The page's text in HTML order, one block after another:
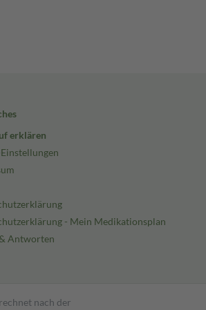
erklären
- Mein Medikationsplan
Antworten
nach der